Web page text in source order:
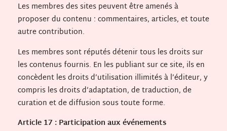
Les membres des sites peuvent être amenés à
proposer du contenu : commentaires, articles, et toute
autre contribution.
Les membres sont réputés détenir tous les droits sur
les contenus fournis. En les publiant sur ce site, ils en
concèdent les droits d’utilisation illimités à l’éditeur, y
compris les droits d’adaptation, de traduction, de
curation et de diffusion sous toute forme.
Article 17 : Participation aux événements